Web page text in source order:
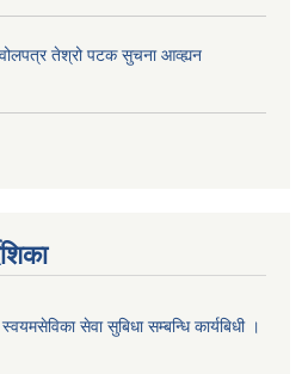
तेश्रो पटक सुचना आव्ह्यन
सेवा सुबिधा सम्बन्धि कार्यबिधी ।